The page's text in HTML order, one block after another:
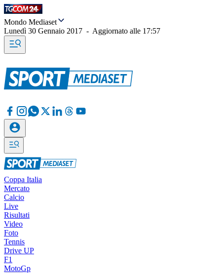
Mondo Mediaset
Lunedì 30 Gennaio 2017 - Aggiornato alle 17:57
Coppa Italia
Mercato
Calcio
Live
Risultati
Video
Foto
Tennis
Drive UP
F1
MotoGp